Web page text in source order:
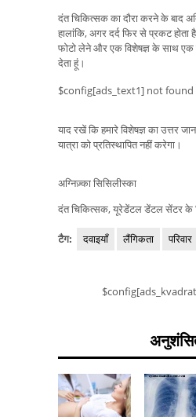
दंत चिकित्सक का दौरा करने के बाद
हालांकि, अगर दर्द फिर से प्रकट होता
फोटो लेने और एक विशेषज्ञ के साथ एक
देता हूं।
$config[ads_text1] not found
याद रखें कि हमारे विशेषज्ञ का उत्तर
यात्रा को प्रतिस्थापित नहीं करेगा।
अग्निज़्का सिसिलीस्का
दंत चिकित्सक, यूरेडेंटल डेंटल सेंटर के
टैग: दवाइयाँ लैंगिकता परिवार